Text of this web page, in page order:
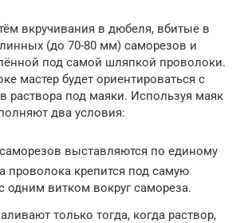
вкручивания в дюбеля, вбитые в
(до 70-80 мм) саморезов и
под самой шляпкой проволоки.
мастер будет ориентироваться с
раствора под маяки. Используя маяк
два условия:
выставляются по единому
проволока крепится под самую
одним витком вокруг самореза.
только тогда, когда раствор,